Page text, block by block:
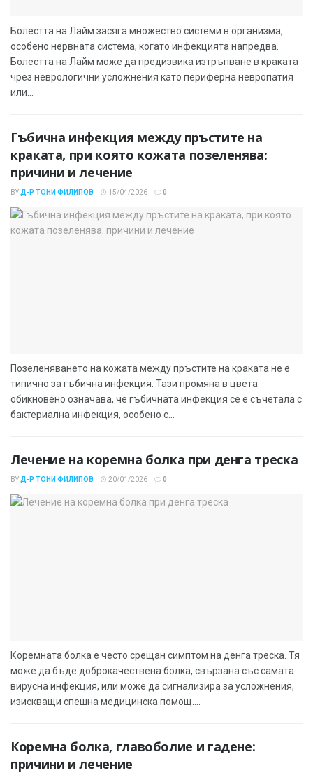
Болестта на Лайм засяга множество системи в организма,
особено нервната система, когато инфекцията напредва.
Болестта на Лайм може да предизвика изтръпване в краката
чрез неврологични усложнения като периферна невропатия
или...
Гъбична инфекция между пръстите на
краката, при която кожата позеленява:
причини и лечение
BY Д-Р ТОНИ ФИЛИПОВ 15/04/2026 0
Позеленяването на кожата между пръстите на краката не е
типично за гъбична инфекция. Тази промяна в цвета
обикновено означава, че гъбичната инфекция се е съчетала с
бактериална инфекция, особено с...
Лечение на коремна болка при денга треска
BY Д-Р ТОНИ ФИЛИПОВ 20/01/2026 0
Коремната болка е често срещан симптом на денга треска. Тя
може да бъде доброкачествена болка, свързана със самата
вирусна инфекция, или може да сигнализира за усложнения,
изискващи спешна медицинска помощ....
Коремна болка, главоболие и гадене:
причини и лечение